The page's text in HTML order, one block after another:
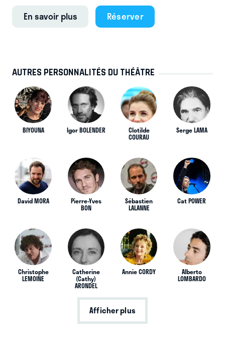
En savoir plus Réserver
AUTRES PERSONNALITÉS DU THÉÂTRE
BIYOUNA Igor BOLENDER Clotilde
COURAU
Serge LAMA
David MORA Pierre-Yves
BON
Sébastien
LALANNE
Cat POWER
Christophe
LEMOINE
Catherine
(Cathy)
ARONDEL
Annie CORDY Alberto
LOMBARDO
Afficher plus